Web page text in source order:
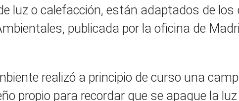
luz o calefacción, están adaptados de los
publicada por la oficina de
realizó a principio de curso una
propio para recordar que se apague la